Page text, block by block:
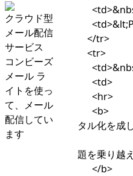
クラウド型
メール配信
サービス
コンビーズ
メール ラ
イトを使っ
て、メール
配信してい
ます
</tr>
<tr>
<td>
<hr>
<b> 中
タル化を成
～建
題を乗り越
</b>